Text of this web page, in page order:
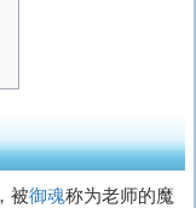
被御魂称为老师的魔